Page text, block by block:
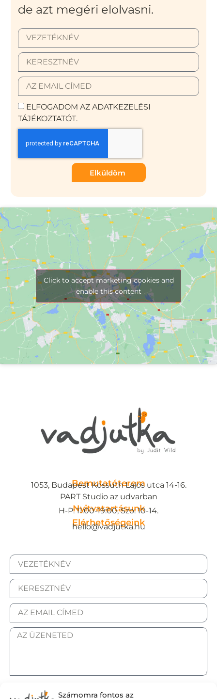
Számomra fontos az
de azt megéri elolvasni.
ELFOGADOM AZ ADATKEZELÉSI
TÁJÉKOZTATÓT.
Elküldöm
Click to accept marketing cookies and
enable this content
Bemutatóterem
1053, Budapest Kossuth Lajos utca 14-16.
PART Studio az udvarban
Nyitvatartásunk
H-P: 11:00-19:00, Szo: 10-14.
Elérhetőségeink
hello@vadjutka.hu